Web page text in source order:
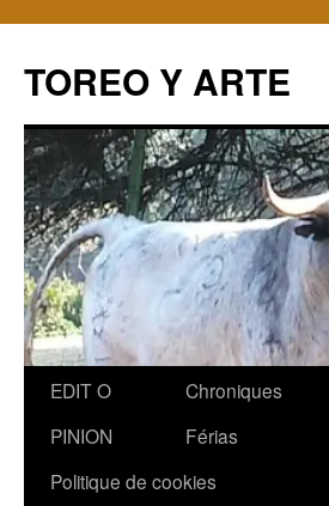
TOREO Y ARTE
Aller
contenu
EDIT O
PINION
Chroniques
Férias
Politique de cookies